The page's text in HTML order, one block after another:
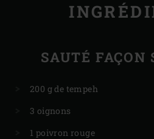
SAUTÉ FAÇON
200 g de tempeh
3 oignons
1 poivron rouge